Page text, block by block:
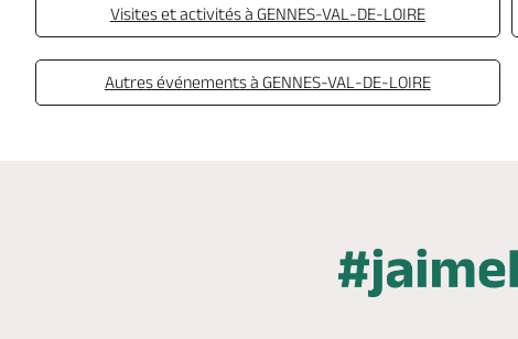
Visites et activités à GENNES-VAL-DE-LOIRE
Autres événements à GENNES-VAL-DE-LOIRE